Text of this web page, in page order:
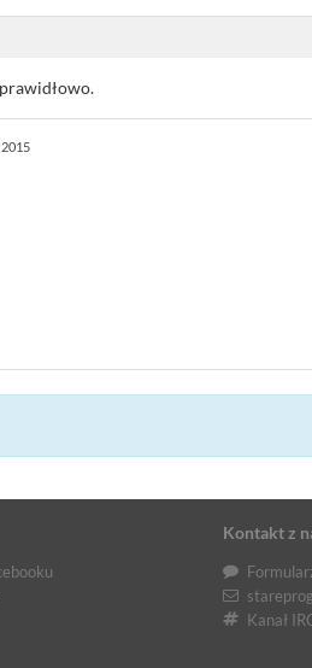
Kontakt z
Kanał